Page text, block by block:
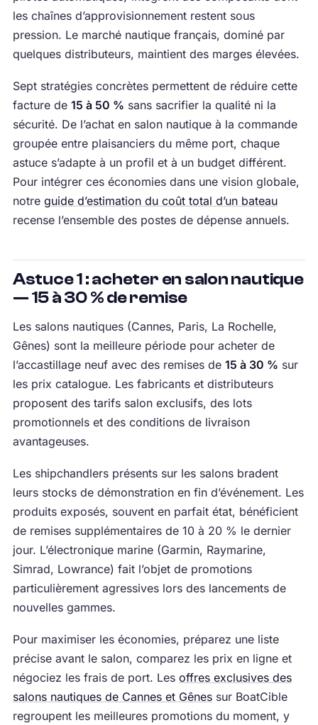
les chaînes d’approvisionnement restent sous
pression. Le marché nautique français, dominé par
quelques distributeurs, maintient des marges élevées.
Sept stratégies concrètes permettent de réduire cette
facture de 15 à 50 % sans sacrifier la qualité ni la
sécurité. De l’achat en salon nautique à la commande
groupée entre plaisanciers du même port, chaque
astuce s’adapte à un profil et à un budget différent.
Pour intégrer ces économies dans une vision globale,
notre guide d’estimation du coût total d’un bateau
recense l’ensemble des postes de dépense annuels.
Astuce 1 : acheter en salon nautique
— 15 à 30 % de remise
Les salons nautiques (Cannes, Paris, La Rochelle,
Gênes) sont la meilleure période pour acheter de
l’accastillage neuf avec des remises de 15 à 30 % sur
les prix catalogue. Les fabricants et distributeurs
proposent des tarifs salon exclusifs, des lots
promotionnels et des conditions de livraison
avantageuses.
Les shipchandlers présents sur les salons bradent
leurs stocks de démonstration en fin d’événement. Les
produits exposés, souvent en parfait état, bénéficient
de remises supplémentaires de 10 à 20 % le dernier
jour. L’électronique marine (Garmin, Raymarine,
Simrad, Lowrance) fait l’objet de promotions
particulièrement agressives lors des lancements de
nouvelles gammes.
Pour maximiser les économies, préparez une liste
précise avant le salon, comparez les prix en ligne et
négociez les frais de port. Les offres exclusives des
salons nautiques de Cannes et Gênessur BoatCible
regroupent les meilleures promotions du moment, y